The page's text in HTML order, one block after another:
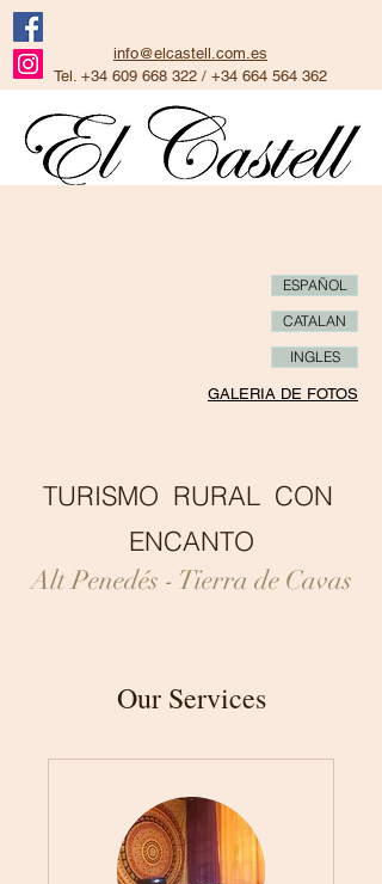
info@elcastell.com.es
Tel. +34 609 668 322 / +34 664 564 362
ESPAÑOL
CATALAN
INGLES
GALERIA DE FOTOS
TURISMO RURAL CON
ENCANTO
Alt Penedés - Tierra de Cavas
Our Services